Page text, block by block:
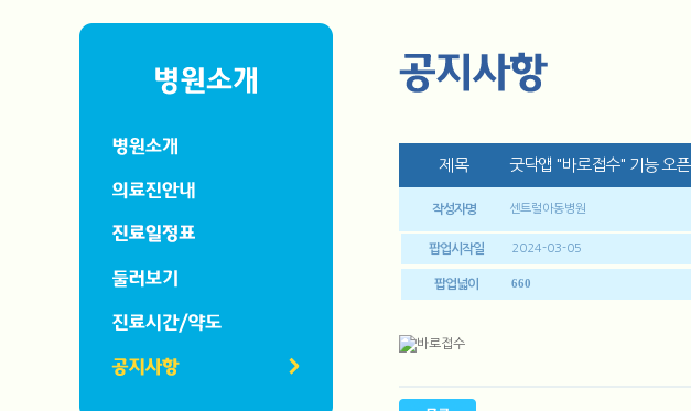
제목 굿닥앱 "바로접수" 기능 오픈
작성자명 센트럴아동병원
팝업시작일 2024-03-05
팝업넓이 660